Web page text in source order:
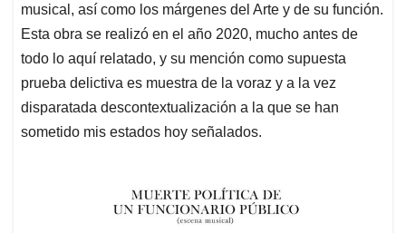
musical, así como los márgenes del Arte y de su función.
Esta obra se realizó en el año 2020, mucho antes de
todo lo aquí relatado, y su mención como supuesta
prueba delictiva es muestra de la voraz y a la vez
disparatada descontextualización a la que se han
sometido mis estados hoy señalados.